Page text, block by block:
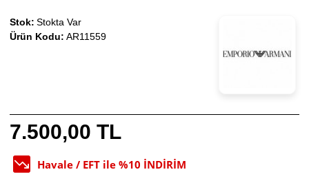
7.500,00 TL
Havale / EFT ile %10 İNDİRİM
Stok: Stokta Var
Ürün Kodu: AR11559